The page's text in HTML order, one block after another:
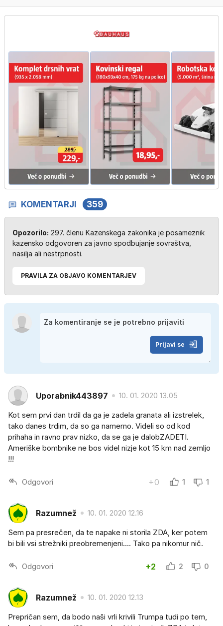
KOMENTARJI 359
Opozorilo: 297. členu Kazenskega zakonika je posameznik
kazensko odgovoren za javno spodbujanje sovraštva,
nasilja ali nestrpnosti.
PRAVILA ZA OBJAVO KOMENTARJEV
Prijavi se
Uporabnik443897 10. 01. 2020 13.05
Kot sem prvi dan trdil da ga je zadela granata ali izstrelek,
tako danes trdim, da so ga namerno. Videli so od kod
prihaha in ravno prav nizko, da se ga je dalobZADETI.
Ameriške bombnike ne bos videl nizje kot 15 km nad zemljo
!!!
Odgovori +0 1 1
Razumnež 10. 01. 2020 12.16
Sem pa presrečen, da te napake ni storila ZDA, ker potem
bi bili vsi strežniki preobremenjeni.... Tako pa nikomur nič.
Odgovori +2 2 0
Razumnež 10. 01. 2020 12.13
Prepričan sem, da bodo naši vrli krivili Trumpa tudi po tem,